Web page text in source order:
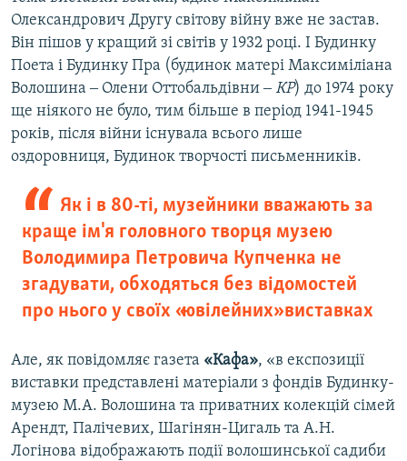
Олександрович Другу світову війну вже не застав.
Він пішов у кращий зі світів у 1932 році. І Будинку
Поета і Будинку Пра (будинок матері Максиміліана
Волошина ‒ Олени Оттобальдівни ‒КР) до 1974 року
ще ніякого не було, тим більше в період 1941-1945
років, після війни існувала всього лише
оздоровниця, Будинок творчості письменників.
Як і в 80-ті, музейники вважають за
краще ім'я головного творця музею
Володимира Петровича Купченка не
згадувати, обходяться без відомостей
про нього у своїх «ювілейних» виставках
Але, як повідомляє газета «Кафа», «в експозиції
виставки представлені матеріали з фондів Будинку-
музею М.А. Волошина та приватних колекцій сімей
Арендт, Палічевих, Шагінян-Цигаль та А.Н.
Логінова відображають події волошинської садиби